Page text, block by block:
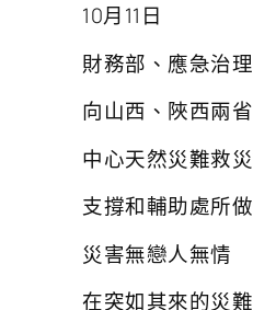
10月11日
財務部、應急治
向山西、陜西兩
中心天然災難救
支撐和輔助處所
災害無戀人無情
在突如其來的災